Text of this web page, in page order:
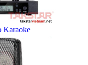
Karaoke